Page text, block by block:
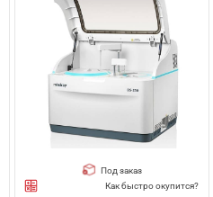
Под заказ
Как быстро окупится?